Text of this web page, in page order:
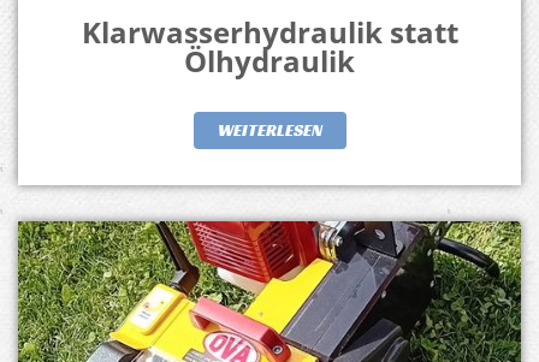
Klarwasserhydraulik statt
Ölhydraulik
WEITERLESEN